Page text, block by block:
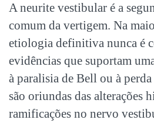
A neurite vestibular é a
comum da vertigem. Na
etiologia definitiva nunca é
evidências que suportam
à paralisia de Bell ou à
são oriundas das alterações
ramificações no nervo